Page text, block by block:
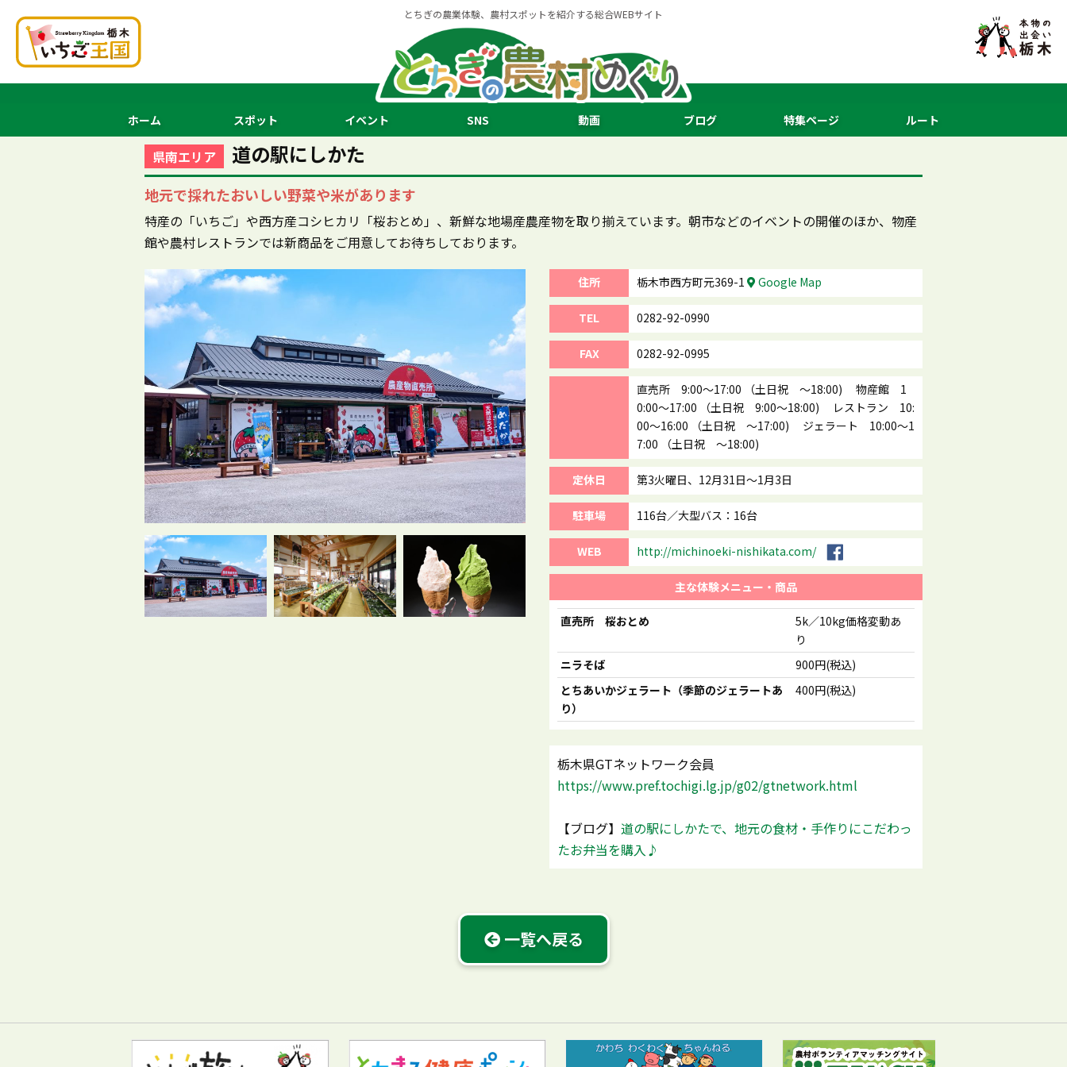
とちぎの農業体験、農村スポットを紹介する総合WEBサイト
ホーム スポット イベント SNS 動画 ブログ 特集ページ ルート
県南エリア 道の駅にしかた
地元で採れたおいしい野菜や米があります
特産の「いちご」や西方産コシヒカリ「桜おとめ」、新鮮な地場産農産物を取り揃えています。朝市などのイベントの開催のほか、物産
館や農村レストランでは新商品をご用意してお待ちしております。
住所 栃木市西方町元369-1 Google Map
TEL 0282-92-0990
FAX 0282-92-0995
直売所 9:00～17:00 （土日祝 ～18:00) 物産館 1
0:00～17:00 （土日祝 9:00～18:00) レストラン 10:
00～16:00 （土日祝 ～17:00) ジェラート 10:00～1
7:00 （土日祝 ～18:00)
定休日 第3火曜日、12月31日～1月3日
駐車場 116台／大型バス：16台
WEB http://michinoeki-nishikata.com/
主な体験メニュー・商品
直売所 桜おとめ
5k／10kg価格変動あ
り
ニラそば
900円(税込)
とちあいかジェラート（季節のジェラートあ
り）
400円(税込)
栃木県GTネットワーク会員
https://www.pref.tochigi.lg.jp/g02/gtnetwork.html
【ブログ】 道の駅にしかたで、地元の食材・手作りにこだわっ
たお弁当を購入♪
一覧へ戻る